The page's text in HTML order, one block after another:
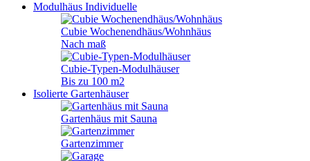
Modulhäus Individuelle
Cubie Wochenendhäus/Wohnhäus
Nach maß
Cubie-Typen-Modulhäuser
Bis zu 100 m2
Isolierte Gartenhäuser
Gartenhäus mit Sauna
Gartenzimmer